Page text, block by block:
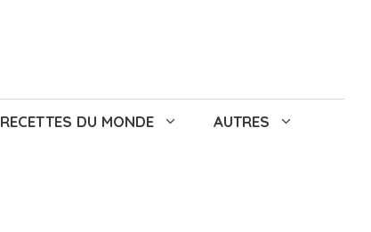
RECETTES DU MONDE AUTRES